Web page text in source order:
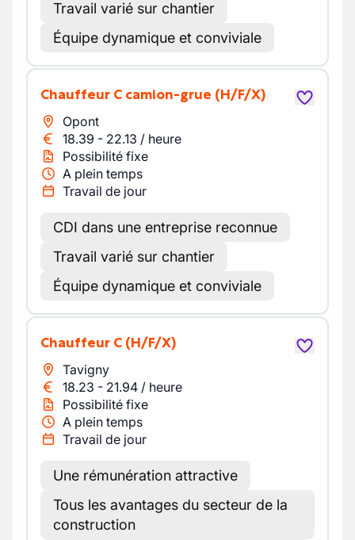
Travail varié sur chantier
Équipe dynamique et conviviale
Chauffeur C camion-grue (H/F/X)
Opont
18.39 - 22.13 / heure
Possibilité fixe
A plein temps
Travail de jour
CDI dans une entreprise reconnue
Travail varié sur chantier
Équipe dynamique et conviviale
Chauffeur C (H/F/X)
Tavigny
18.23 - 21.94 / heure
Possibilité fixe
A plein temps
Travail de jour
Une rémunération attractive
Tous les avantages du secteur de la
construction